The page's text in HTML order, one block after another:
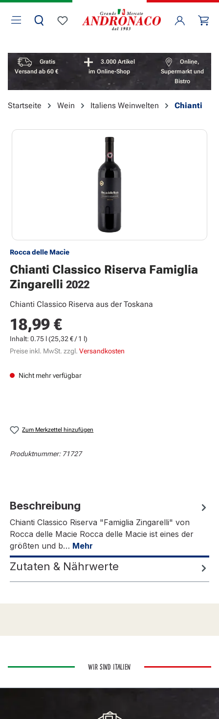
Zum Hauptinhalt springen
Du hast 0 Produkte auf dem Merkzettel
Vorteile überspringen
Gratis
Versand ab 60 €
3.000 Artikel
im Online-Shop
Online,
Supermarkt und
Bistro
Startseite Wein Italiens Weinwelten Chianti
Bildergalerie überspringen
Rocca delle Macìe
Chianti Classico Riserva Famiglia
Zingarelli 2022
Chianti Classico Riserva aus der Toskana
Regulärer Preis:
18,99 €
Inhalt: 0.75 l(25,32 € / 1 l)
Preise inkl. MwSt. zzgl. Versandkosten
Nicht mehr verfügbar
Zum Merkzettel hinzufügen
Produktnummer: 71727
Beschreibung
Chianti Classico Riserva "Famiglia Zingarelli" von
Rocca delle Macie Rocca delle Macie ist eines der
größten und b… Mehr
Zutaten & Nährwerte
WIR SIND ITALIEN